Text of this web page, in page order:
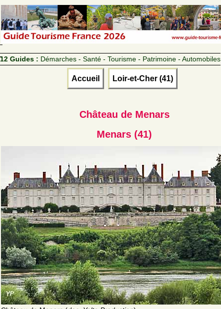
12 Guides : Démarches - Santé - Tourisme - Patrimoine - Automobiles
Accueil Loir-et-Cher (41)
Château de Menars
Menars (41)